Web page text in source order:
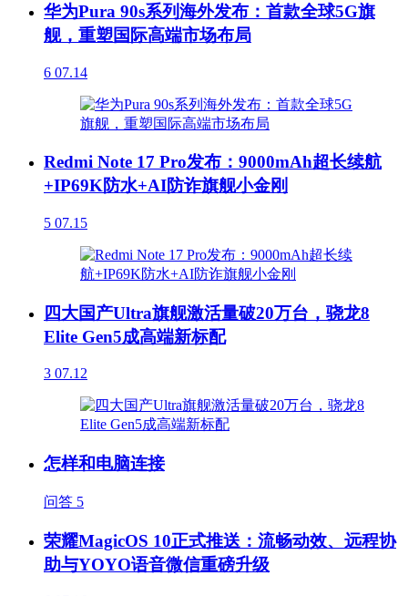
华为Pura 90s系列海外发布：首款全球5G旗
舰，重塑国际高端市场布局
6 07.14
Redmi Note 17 Pro发布：9000mAh超长续航
+IP69K防水+AI防诈旗舰小金刚
5 07.15
四大国产Ultra旗舰激活量破20万台，骁龙8
Elite Gen5成高端新标配
3 07.12
怎样和电脑连接
问答 5
荣耀MagicOS 10正式推送：流畅动效、远程协
助与YOYO语音微信重磅升级